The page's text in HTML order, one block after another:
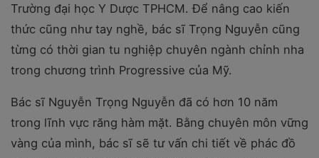
Trường đại học Y Dược TPHCM. Để nâng cao kiến
thức cũng như tay nghề, bác sĩ Trọng Nguyễn cũng
từng có thời gian tu nghiệp chuyên ngành chỉnh nha
trong chương trình Progressive của Mỹ.
Bác sĩ Nguyễn Trọng Nguyễn đã có hơn 10 năm
trong lĩnh vực răng hàm mặt. Bằng chuyên môn vững
vàng của mình, bác sĩ sẽ tư vấn chi tiết về phác đồ